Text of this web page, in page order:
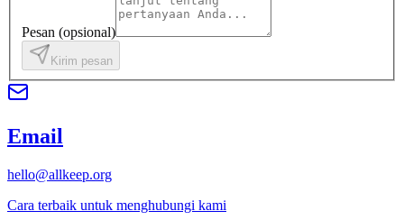
Pesan (opsional)
Kirim pesan
Email
hello@allkeep.org
Cara terbaik untuk menghubungi kami